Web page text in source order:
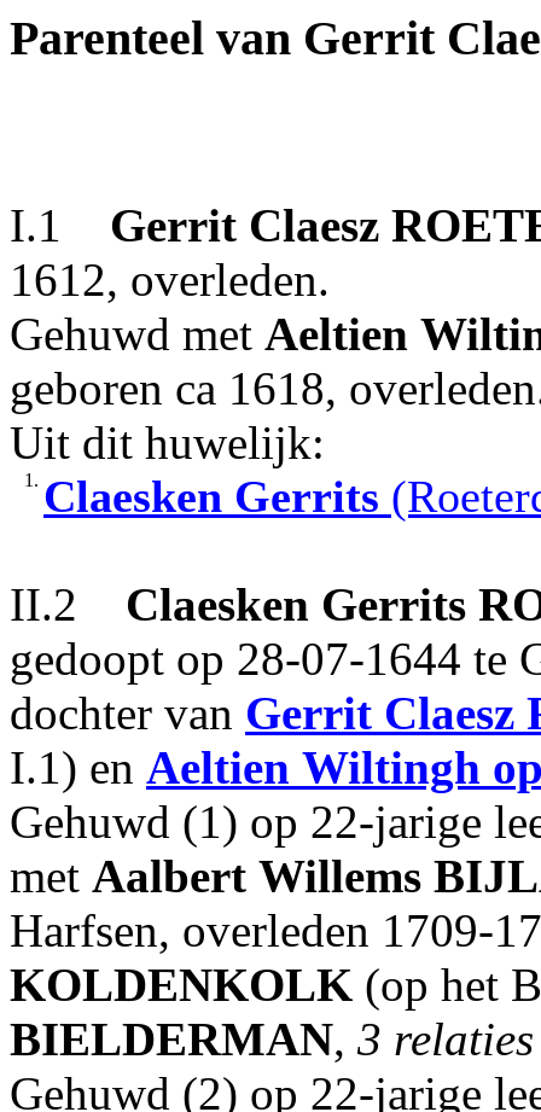
Parenteel van Gerrit
I.1 Gerrit Claesz
1612, overleden.
Gehuwd met Aeltien
geboren ca 1618,
Uit dit huwelijk:
1. Claesken Gerrits
II.2 Claesken Gerrits
gedoopt op 28-07-1644 te
dochter van Gerrit Claesz
I.1) en Aeltien Wiltingh
Gehuwd (1) op 22-jarige
met Aalbert Willems
Harfsen, overleden 1709-
KOLDENKOLK (op het
BIELDERMAN, 3
Gehuwd (2) op 22-jarige